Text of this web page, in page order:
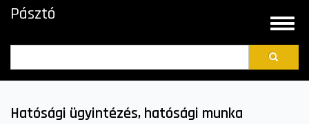
Ugrás
Toggle
Pásztó
Hatósági ügyintézés, hatósági munka